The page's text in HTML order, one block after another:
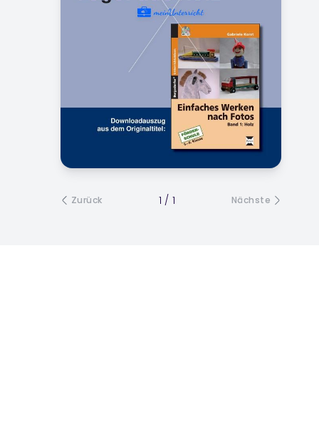
Zurück 1 / 1 Nächste